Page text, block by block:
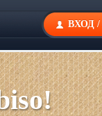
ВХОД/